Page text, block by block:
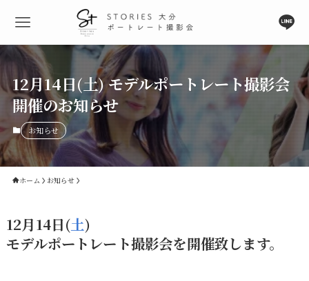
12月14日(土) モデルポートレート撮影会
開催のお知らせ
お知らせ
ホーム お知らせ
12月14日(土)
モデルポートレート撮影会を開催致します。